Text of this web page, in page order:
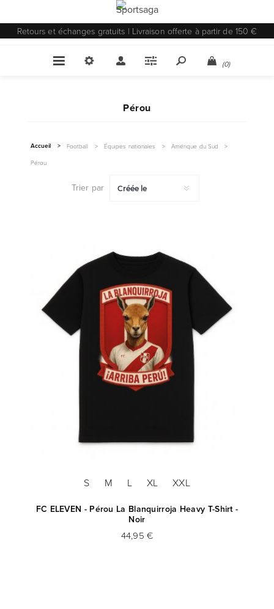
Retours et échanges gratuits | Livraison offerte à partir de 150 €
(0)
Accueil > Football > Équipes nationales > Amérique du Sud
>
Pérou
Pérou
Trier par
S M L XL XXL
FC ELEVEN - Pérou La Blanquirroja Heavy T-Shirt -
Noir
44,95 €